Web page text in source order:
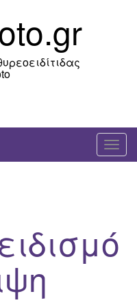
T
o
e
n